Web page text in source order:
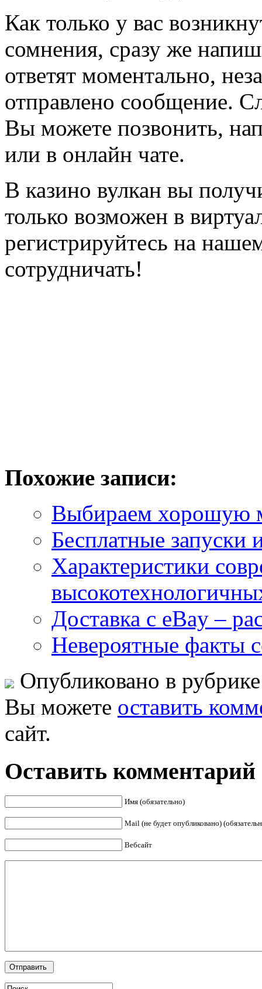
Как только у вас
сомнения, сразу же
ответят моментально,
отправлено сообщение.
Вы можете позвонить,
или в онлайн чате.
В казино вулкан вы
только возможен в
регистрируйтесь на
сотрудничать!
Похожие записи:
Выбираем хорошую
Бесплатные запуски
Характеристики
Доставка с eBay –
Невероятные факты
Опубликовано в
Вы можете оставить
сайт.
Оставить комментарий
Имя (обязательно)
Mail (не будет опубликовано)
Вебсайт